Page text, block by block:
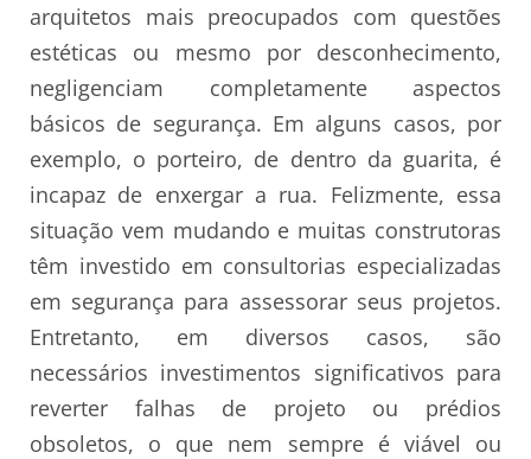
arquitetos mais preocupados com questões
estéticas ou mesmo por desconhecimento,
negligenciam completamente aspectos
básicos de segurança. Em alguns casos, por
exemplo, o porteiro, de dentro da guarita, é
incapaz de enxergar a rua. Felizmente, essa
situação vem mudando e muitas construtoras
têm investido em consultorias especializadas
em segurança para assessorar seus projetos.
Entretanto, em diversos casos, são
necessários investimentos significativos para
reverter falhas de projeto ou prédios
obsoletos, o que nem sempre é viável ou